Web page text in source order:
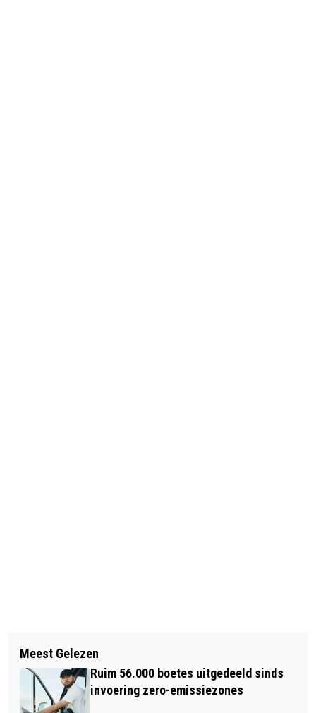
OLIFANTJE SANUK VOOR HET EERST
BUITEN
AMSTERDAM WIL VAN AANDEEL IN DE
RAI AF
Meest Gelezen
Ruim 56.000 boetes uitgedeeld sinds
invoering zero-emissiezones